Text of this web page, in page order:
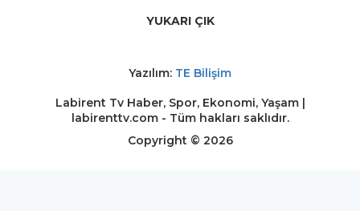
YUKARI ÇIK
Yazılım: TE Bilişim
Labirent Tv Haber, Spor, Ekonomi, Yaşam |
labirenttv.com - Tüm hakları saklıdır.
Copyright © 2026